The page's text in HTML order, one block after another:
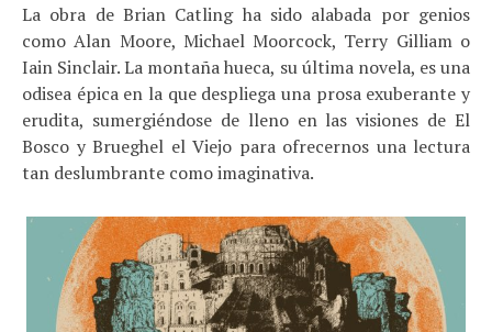
La obra de Brian Catling ha sido alabada por genios
como Alan Moore, Michael Moorcock, Terry Gilliam o
Iain Sinclair. La montaña hueca, su última novela, es una
odisea épica en la que despliega una prosa exuberante y
erudita, sumergiéndose de lleno en las visiones de El
Bosco y Brueghel el Viejo para ofrecernos una lectura
tan deslumbrante como imaginativa.